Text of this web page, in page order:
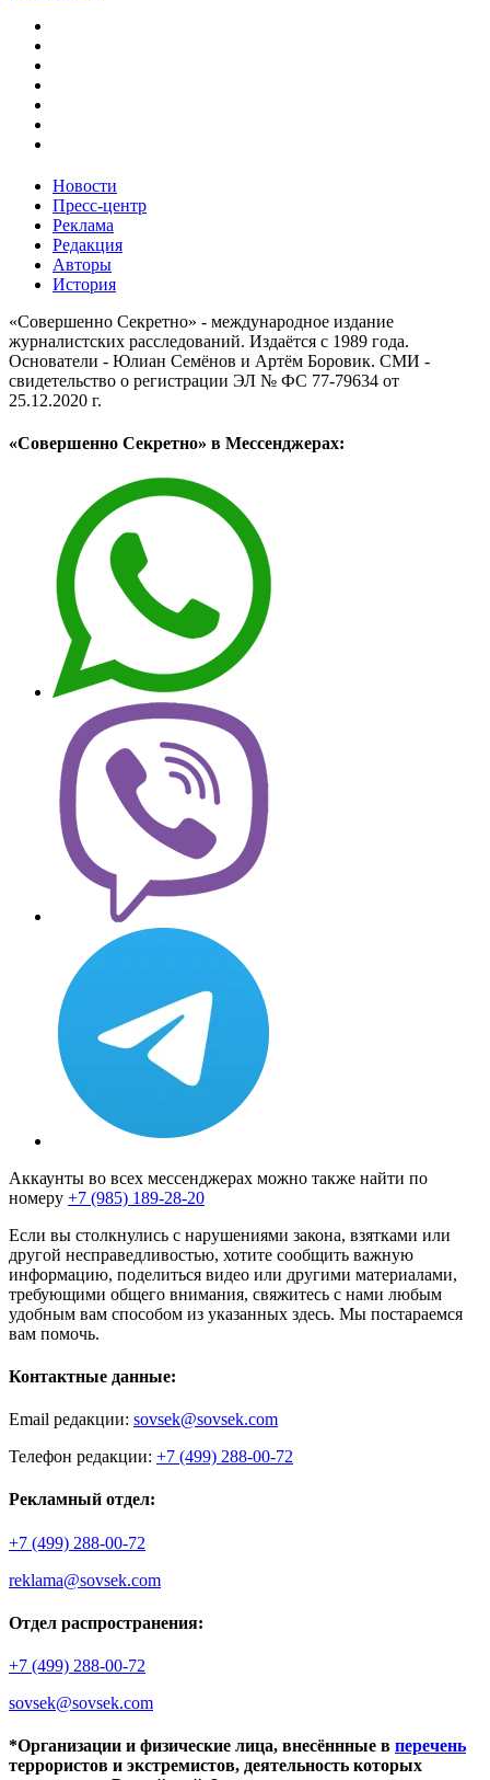
Новости
Пресс-центр
Реклама
Редакция
Авторы
История
«Совершенно Секретно» - международное издание
журналистских расследований. Издаётся с 1989 года.
Основатели - Юлиан Семёнов и Артём Боровик. CМИ -
свидетельство о регистрации ЭЛ № ФС 77-79634 от
25.12.2020 г.
«Совершенно Секретно» в Мессенджерах:
Аккаунты во всех мессенджерах можно также найти по
номеру +7 (985) 189-28-20
Если вы столкнулись с нарушениями закона, взятками или
другой несправедливостью, хотите сообщить важную
информацию, поделиться видео или другими материалами,
требующими общего внимания, свяжитесь с нами любым
удобным вам способом из указанных здесь. Мы постараемся
вам помочь.
Контактные данные:
Email редакции: sovsek@sovsek.com
Телефон редакции: +7 (499) 288-00-72
Рекламный отдел:
+7 (499) 288-00-72
reklama@sovsek.com
Отдел распространения:
+7 (499) 288-00-72
sovsek@sovsek.com
*Организации и физические лица, внесённные в перечень
террористов и экстремистов, деятельность которых